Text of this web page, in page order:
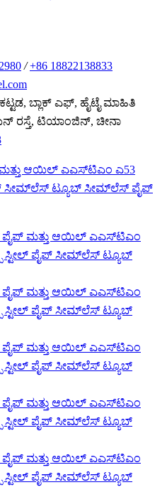
/ +86 18822138833
ಬ್ಲಾಕ್ ಎಫ್, ಹೈಟೈ ಮಾಹಿತಿ
ರಸ್ತೆ, ಟಿಯಾಂಜಿನ್, ಚೀನಾ